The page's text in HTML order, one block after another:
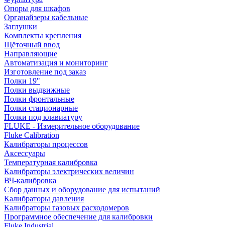
Опоры для шкафов
Органайзеры кабельные
Заглушки
Комплекты крепления
Щёточный ввод
Направляющие
Автоматизация и мониторинг
Изготовление под заказ
Полки 19"
Полки выдвижные
Полки фронтальные
Полки стационарные
Полки под клавиатуру
FLUKE - Измерительное оборудование
Fluke Calibration
Калибраторы процессов
Аксессуары
Температурная калибровка
Калибраторы электрических величин
ВЧ-калибровка
Сбор данных и оборудование для испытаний
Калибраторы давления
Калибраторы газовых расходомеров
Программное обеспечение для калибровки